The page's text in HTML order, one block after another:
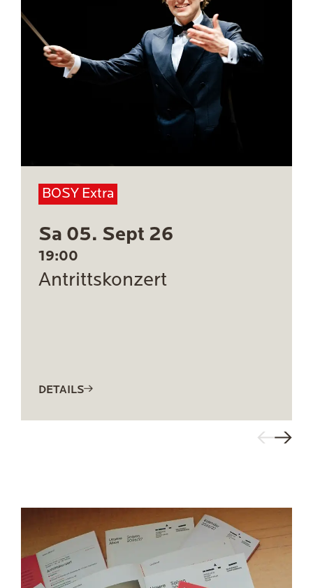
BOSY Extra
Sa 05. Sept 26
19:00
Antrittskonzert
DETAILS